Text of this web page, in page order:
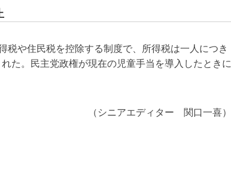
や住民税を控除する制度で、所得税は一人につき
た。民主党政権が現在の児童手当を導入したときに
（シニアエディター 関口一喜）